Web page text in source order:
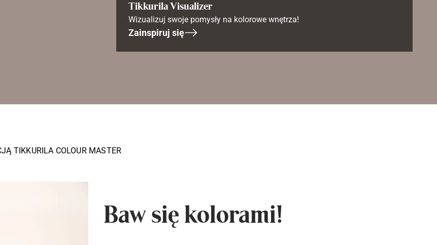
Tikkurila Visualizer
Wizualizuj swoje pomysły na kolorowe wnętrza!
Zainspiruj się
TIKKURILA COLOUR MASTER
Baw się kolorami!